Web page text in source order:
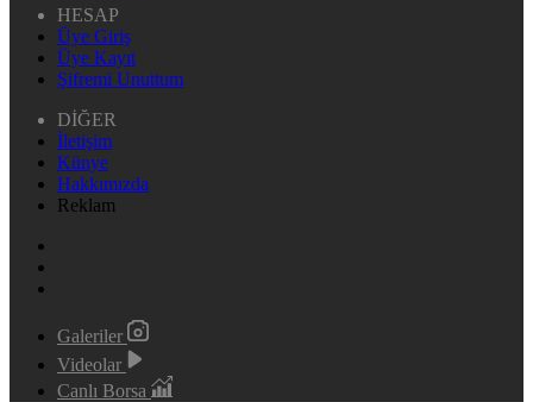
HESAP
Üye Giriş
Üye Kayıt
Şifremi Unuttum
DİĞER
İletişim
Künye
Hakkımızda
Reklam
Galeriler
Videolar
Canlı Borsa